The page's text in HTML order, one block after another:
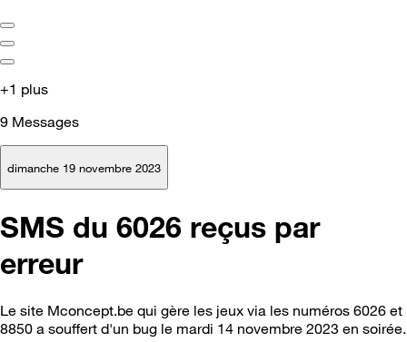
+1 plus
9 Messages
dimanche 19 novembre 2023
SMS du 6026 reçus par
erreur
Le site Mconcept.be qui gère les jeux via les numéros 6026 et
8850 a souffert d'un bug le mardi 14 novembre 2023 en soirée.